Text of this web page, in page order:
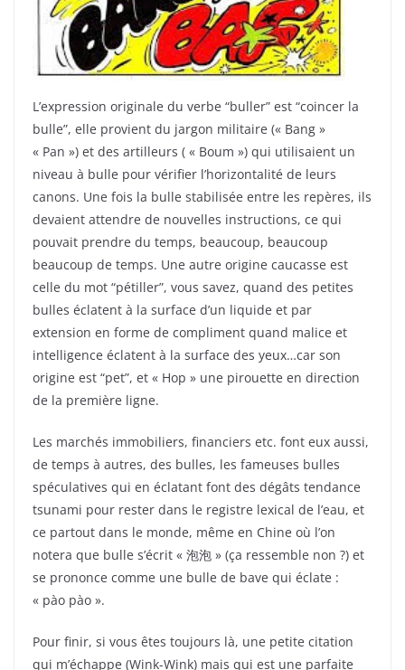
L’expression originale du verbe “buller” est “coincer la
bulle”, elle provient du jargon militaire (« Bang »
« Pan ») et des artilleurs ( « Boum ») qui utilisaient un
niveau à bulle pour vérifier l’horizontalité de leurs
canons. Une fois la bulle stabilisée entre les repères, ils
devaient attendre de nouvelles instructions, ce qui
pouvait prendre du temps, beaucoup, beaucoup
beaucoup de temps. Une autre origine caucasse est
celle du mot “pétiller”, vous savez, quand des petites
bulles éclatent à la surface d’un liquide et par
extension en forme de compliment quand malice et
intelligence éclatent à la surface des yeux…car son
origine est “pet”, et « Hop » une pirouette en direction
de la première ligne.
Les marchés immobiliers, financiers etc. font eux aussi,
de temps à autres, des bulles, les fameuses bulles
spéculatives qui en éclatant font des dégâts tendance
tsunami pour rester dans le registre lexical de l’eau, et
ce partout dans le monde, même en Chine où l’on
notera que bulle s’écrit « 泡泡 » (ça ressemble non ?) et
se prononce comme une bulle de bave qui éclate :
« pào pào ».
Pour finir, si vous êtes toujours là, une petite citation
qui m’échappe (Wink-Wink) mais qui est une parfaite